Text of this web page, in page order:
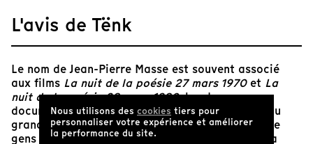
L'avis de Tënk
Le nom de Jean-Pierre Masse est souvent associé
aux films La nuit de la poésie 27 mars 1970et La
nuit de la poésie 28 mars 1980, les deux
documentaires culte qu’il a co-réalisés auprès du
grand Jean-Claude Labrecque. Cependant, peu de
gens savent qu’en 1968, il a consacré un film à la
Nous utilisons des cookies tiers pour
personnaliser votre expérience et améliorer
la performance du site.